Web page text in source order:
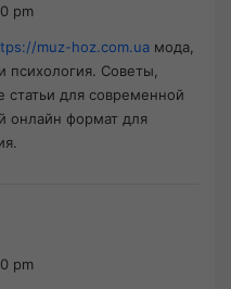
pm
muz-hoz.com.ua мода,
психология. Советы,
для современной
формат для
pm